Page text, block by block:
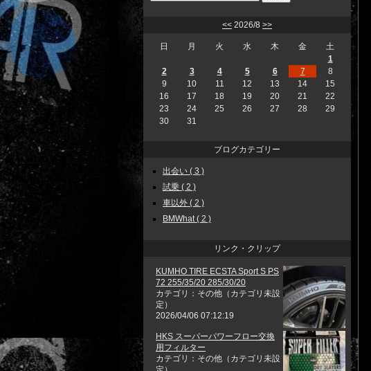
<< 2026/8 >>
日 月 火 水 木 金
土
1
2
3 4 5 6 7
8
9
10 11 12 13 14
15
16
17 18 19 20 21
22
23
24 25 26 27 28
29
30
31
ブログカテゴリー
出会い ( 3 )
試乗 ( 2 )
車以外 ( 2 )
BMWhat ( 2 )
リンク・クリップ
KUMHO TIRE ECSTA Sport S PS
72 255/35/20 285/30/20
カテゴリ：その他（カテゴリ未設
定）
2026/04/06 07:12:19
HKS スーパーパワーフロー交換
用フィルター
カテゴリ：その他（カテゴリ未設